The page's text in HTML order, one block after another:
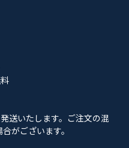
送いたします。ご注文の混
がございます。